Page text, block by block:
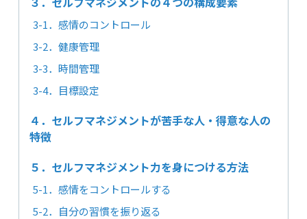
3-1．感情のコントロール
3-2．健康管理
3-3．時間管理
3-4．目標設定
４．セルフマネジメントが苦手な人・得意な人の
特徴
５．セルフマネジメント力を身につける方法
5-1．感情をコントロールする
5-2．自分の習慣を振り返る